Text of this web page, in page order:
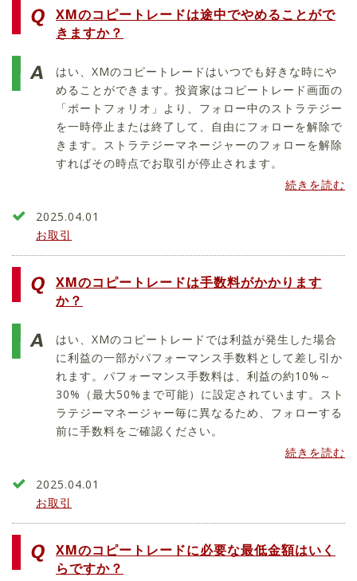
XMのコピートレードは途中でやめることがで
きますか？
はい、XMのコピートレードはいつでも好きな時にや
めることができます。投資家はコピートレード画面の
「ポートフォリオ」より、フォロー中のストラテジー
を一時停止または終了して、自由にフォローを解除で
きます。ストラテジーマネージャーのフォローを解除
すればその時点でお取引が停止されます。
続きを読む
2025.04.01
お取引
XMのコピートレードは手数料がかかります
か？
はい、XMのコピートレードでは利益が発生した場合
に利益の一部がパフォーマンス手数料として差し引か
れます。パフォーマンス手数料は、利益の約10%～
30%（最大50%まで可能）に設定されています。スト
ラテジーマネージャー毎に異なるため、フォローする
前に手数料をご確認ください。
続きを読む
2025.04.01
お取引
XMのコピートレードに必要な最低金額はいく
らですか？